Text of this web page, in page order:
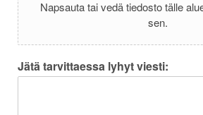
Napsauta tai vedä tiedosto tälle
sen.
Jätä tarvittaessa lyhyt viesti: